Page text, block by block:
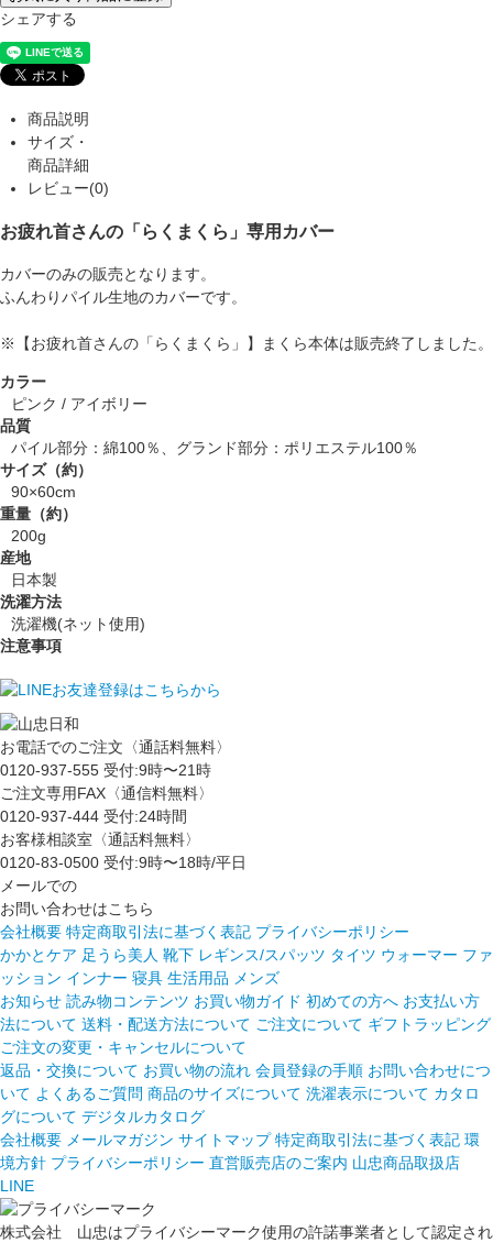
シェアする
商品説明
サイズ・
商品詳細
レビュー(0)
お疲れ首さんの「らくまくら」専用カバー
カバーのみの販売となります。
ふんわりパイル生地のカバーです。
※【お疲れ首さんの「らくまくら」】まくら本体は販売終了しました。
カラー
ピンク / アイボリー
品質
パイル部分：綿100％、グランド部分：ポリエステル100％
サイズ（約）
90×60cm
重量（約）
200g
産地
日本製
洗濯方法
洗濯機(ネット使用)
注意事項
お電話でのご注文〈通話料無料〉
0120-937-555 受付:9時〜21時
ご注文専用FAX〈通信料無料〉
0120-937-444 受付:24時間
お客様相談室〈通話料無料〉
0120-83-0500 受付:9時〜18時/平日
メールでの
お問い合わせはこちら
会社概要 特定商取引法に基づく表記 プライバシーポリシー
かかとケア 足うら美人 靴下 レギンス/スパッツ タイツ ウォーマー ファ
ッション インナー 寝具 生活用品 メンズ
お知らせ 読み物コンテンツ お買い物ガイド 初めての方へ お支払い方
法について 送料・配送方法について ご注文について ギフトラッピング
ご注文の変更・キャンセルについて
返品・交換について お買い物の流れ 会員登録の手順 お問い合わせにつ
いて よくあるご質問 商品のサイズについて 洗濯表示について カタロ
グについて デジタルカタログ
会社概要 メールマガジン サイトマップ 特定商取引法に基づく表記 環
境方針 プライバシーポリシー 直営販売店のご案内 山忠商品取扱店
LINE
株式会社 山忠はプライバシーマーク使用の許諾事業者として認定され